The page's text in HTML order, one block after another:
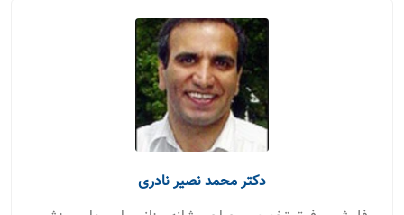
دکتر محمد نصیر نادری